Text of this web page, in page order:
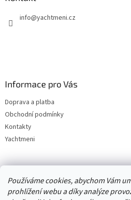
Používáme cookies, abychom Vám
prohlížení webu a díky analýze
info@yachtmeni.cz
Informace pro Vás
Doprava a platba
Obchodní podmínky
Kontakty
Yachtmeni
Zboží.cz Heureka.cz Yachtmeni